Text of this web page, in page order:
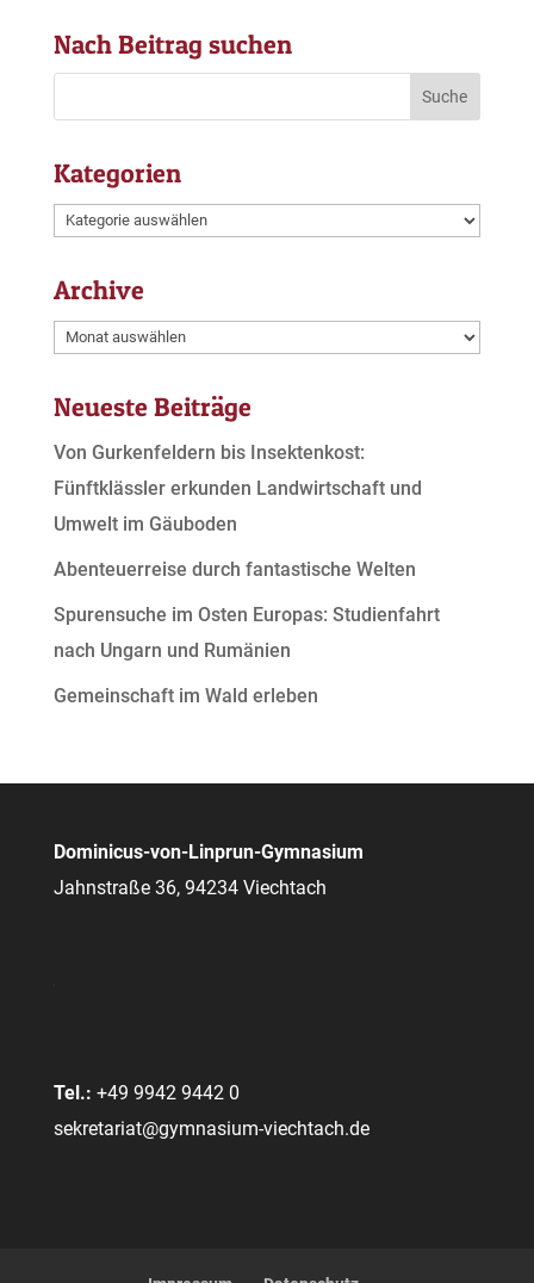
Nach Beitrag suchen
Kategorien
Kategorien
Archive
Archive
Neueste Beiträge
Von Gurkenfeldern bis Insektenkost:
Fünftklässler erkunden Landwirtschaft und
Umwelt im Gäuboden
Abenteuerreise durch fantastische Welten
Spurensuche im Osten Europas: Studienfahrt
nach Ungarn und Rumänien
Gemeinschaft im Wald erleben
Dominicus-von-Linprun-Gymnasium
Jahnstraße 36, 94234 Viechtach
Tel.: +49 9942 9442 0
sekretariat@gymnasium-viechtach.de